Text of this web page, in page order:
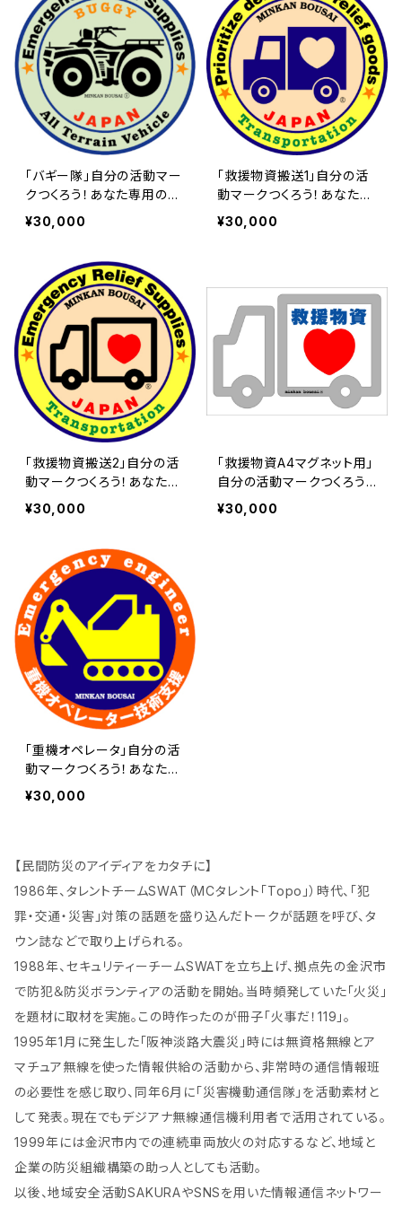
「バギー隊」自分の活動マー
クつくろう！あなた専用のロ
イヤリティ（使用権）マーク |
民間防災 危機管理局
¥30,000
「救援物資搬送1」自分の活
動マークつくろう！あなた専
用のロイヤリティ（使用権）
マーク | 民間防災 危機管
¥30,000
「救援物資搬送2」自分の活
動マークつくろう！あなた専
用のロイヤリティ（使用権）
マーク | 民間防災 危機管
¥30,000
「救援物資A4マグネット用」
自分の活動マークつくろう！
あなた専用のロイヤリティ
（使用権）マーク | 民間防災
¥30,000
「重機オペレータ」自分の活
動マークつくろう！あなた専
用のロイヤリティ（使用権）
マーク | 民間防災 危機管
¥30,000
【民間防災のアイディアをカタチに】
1986年、タレントチームSWAT（MCタレント「Topo」）時代、「犯
罪・交通・災害」対策の話題を盛り込んだトークが話題を呼び、タ
ウン誌などで取り上げられる。
1988年、セキュリティーチームSWATを立ち上げ、拠点先の金沢市
で防犯＆防災ボランティアの活動を開始。当時頻発していた「火災」
を題材に取材を実施。この時作ったのが冊子「火事だ！119」。
1995年1月に発生した「阪神淡路大震災」時には無資格無線とア
マチュア無線を使った情報供給の活動から、非常時の通信情報班
の必要性を感じ取り、同年6月に「災害機動通信隊」を活動素材と
して発表。現在でもデジアナ無線通信機利用者で活用されている。
1999年には金沢市内での連続車両放火の対応するなど、地域と
企業の防災組織構築の助っ人としても活動。
以後、地域安全活動SAKURAやSNSを用いた情報通信ネットワー